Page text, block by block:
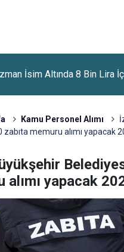
Bir Zam Daha Geliyor:
Değişecek
Kamu Personel Alımı
zabıta memuru alımı yapacak
alımı yapacak